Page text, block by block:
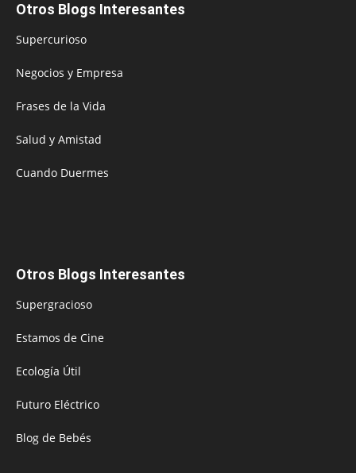
Otros Blogs Interesantes
Supercurioso
Negocios y Empresa
Frases de la Vida
Salud y Amistad
Cuando Duermes
Otros Blogs Interesantes
Supergracioso
Estamos de Cine
Ecología Útil
Futuro Eléctrico
Blog de Bebés